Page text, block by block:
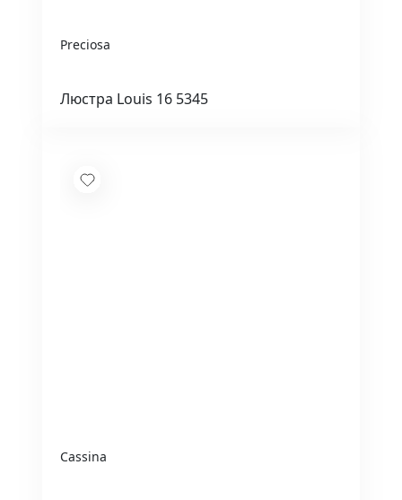
Preciosa
Люстра Louis 16 5345
Cassina